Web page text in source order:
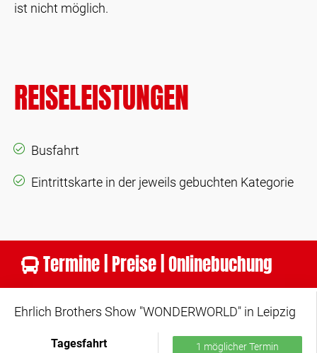
ist nicht möglich.
REISELEISTUNGEN
Busfahrt
Eintrittskarte in der jeweils gebuchten Kategorie
Termine | Preise | Onlinebuchung
Ehrlich Brothers Show "WONDERWORLD" in Leipzig
Tagesfahrt 1 möglicher Termin